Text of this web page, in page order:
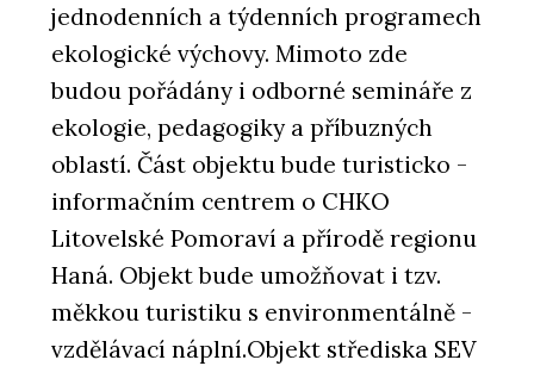
jednodenních a týdenních programech
ekologické výchovy. Mimoto zde
budou pořádány i odborné semináře z
ekologie, pedagogiky a příbuzných
oblastí. Část objektu bude turisticko -
informačním centrem o CHKO
Litovelské Pomoraví a přírodě regionu
Haná. Objekt bude umožňovat i tzv.
měkkou turistiku s environmentálně -
vzdělávací náplní.Objekt střediska SEV